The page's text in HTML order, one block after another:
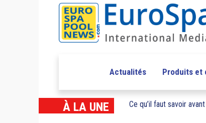
Actualités Produits et
À LA UNE Ce qu’il faut savoir